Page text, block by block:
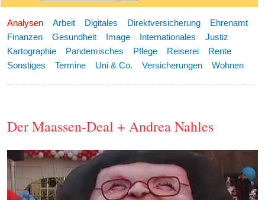
Analysen Arbeit Digitales Direktversicherung
Ehrenamt
Finanzen
Gesundheit Image Internationales
Justiz
Kartographie
Pandemisches Pflege Reiserei
Rente
Sonstiges
Termine Uni & Co. Versicherungen Wohnen
Der Maassen-Deal + Andrea Nahles